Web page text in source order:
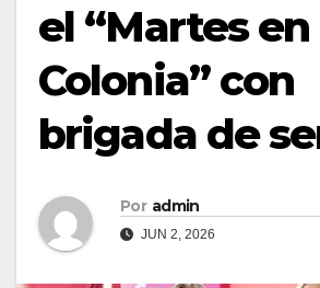
el “Martes
Colonia” con
brigada de
Por admin
JUN 2, 2026